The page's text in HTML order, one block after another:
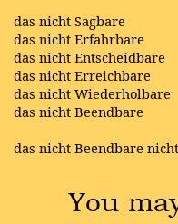
das nicht Sagbare
das nicht Erfahrbare
das nicht Entscheidbare
das nicht Erreichbare
das nicht Wiederholbare
das nicht Beendbare
das nicht Beendbare
You